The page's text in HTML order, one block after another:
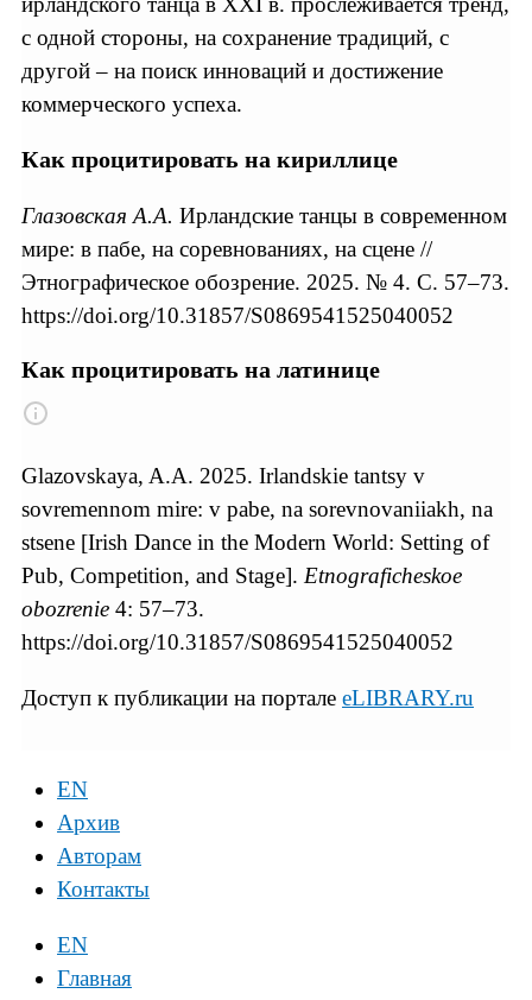
с одной стороны, на сохранение традиций, с
другой – на поиск инноваций и достижение
коммерческого успеха.
Как процитировать на кириллице
Глазовская А.А. Ирландские танцы в современном
мире: в пабе, на соревнованиях, на сцене //
Этнографическое обозрение. 2025. № 4. С. 57–73.
https://doi.org/10.31857/S0869541525040052
Как процитировать на латинице
Glazovskaya, A.A. 2025. Irlandskie tantsy v
sovremennom mire: v pabe, na sorevnovaniiakh, na
stsene [Irish Dance in the Modern World: Setting of
Pub, Competition, and Stage]. Etnograficheskoe
obozrenie 4: 57–73.
https://doi.org/10.31857/S0869541525040052
Доступ к публикации на портале eLIBRARY.ru
EN
Архив
Авторам
Контакты
EN
Главная